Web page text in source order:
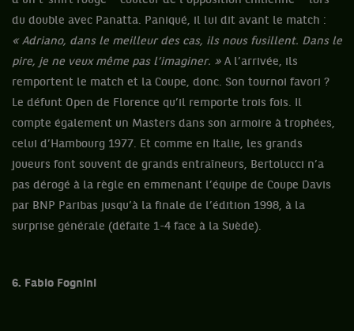
du double avec Panatta. Paniqué, il lui dit avant le match :
« Adriano, dans le meilleur des cas, ils nous fusillent. Dans le
pire, je ne veux même pas l’imaginer. » A l’arrivée, ils
remportent le match et la Coupe, donc. Son tournoi favori ?
Le défunt Open de Florence qu’il remporte trois fois. Il
compte également un Masters dans son armoire à trophées,
celui d’Hambourg 1977. Et comme en Italie, les grands
joueurs font souvent de grands entraîneurs, Bertolucci n’a
pas dérogé à la règle en emmenant l’équipe de Coupe Davis
par BNP Paribas jusqu’à la finale de l’édition 1998, à la
surprise générale (défaite 1-4 face à la Suède).
6. Fabio Fognini